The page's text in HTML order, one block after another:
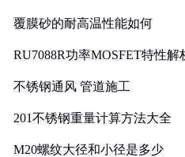
覆膜砂的耐高温性能如何
RU7088R功率MOSFET特性
不锈钢通风 管道施工
201不锈钢重量计算方法大全
M20螺纹大径和小径是多少